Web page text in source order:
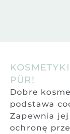
PÜR!
Dobre
podstawa
Zapewnia
ochronę